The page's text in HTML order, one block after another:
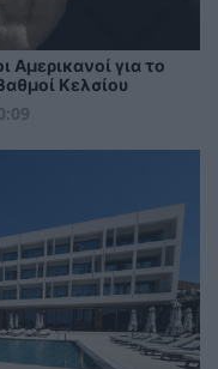
Αμερικανοί για το
Κελσίου